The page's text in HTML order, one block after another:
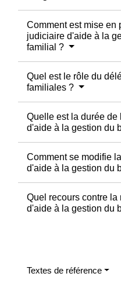
Comment est mise en
judiciaire d'aide à la
familial ?
Quel est le rôle du
familiales ?
Quelle est la durée
d'aide à la gestion du
Comment se modifie
d'aide à la gestion du
Quel recours contre
d'aide à la gestion du
Textes de référence